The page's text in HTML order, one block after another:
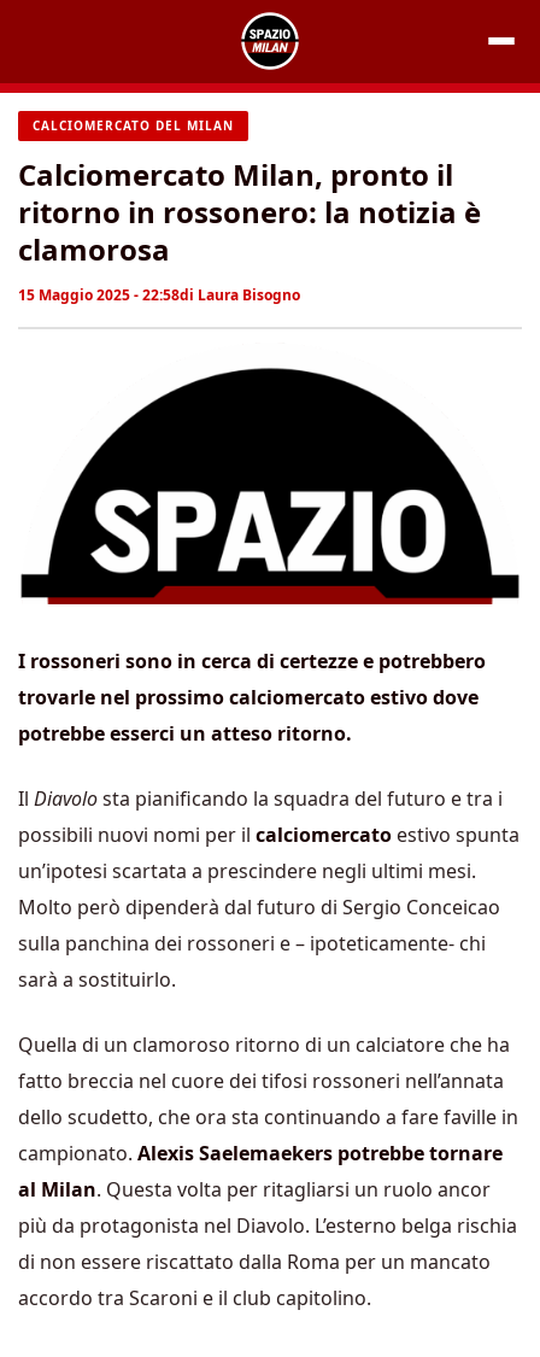
contenuto
CALCIOMERCATO DEL MILAN
Calciomercato Milan, pronto il
ritorno in rossonero: la notizia è
clamorosa
15 Maggio 2025 - 22:58di Laura Bisogno
I rossoneri sono in cerca di certezze e potrebbero
trovarle nel prossimo calciomercato estivo dove
potrebbe esserci un atteso ritorno.
Il Diavolosta pianificando la squadra del futuro e tra i
possibili nuovi nomi per il calciomercato estivo spunta
un’ipotesi scartata a prescindere negli ultimi mesi.
Molto però dipenderà dal futuro di Sergio Conceicao
sulla panchina dei rossoneri e – ipoteticamente- chi
sarà a sostituirlo.
Quella di un clamoroso ritorno di un calciatore che ha
fatto breccia nel cuore dei tifosi rossoneri nell’annata
dello scudetto, che ora sta continuando a fare faville in
campionato. Alexis Saelemaekers potrebbe tornare
al Milan. Questa volta per ritagliarsi un ruolo ancor
più da protagonista nel Diavolo. L’esterno belga rischia
di non essere riscattato dalla Roma per un mancato
accordo tra Scaroni e il club capitolino.